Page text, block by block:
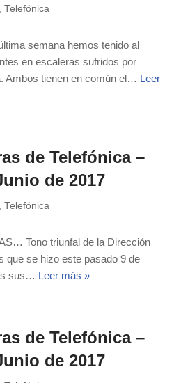
, Telefónica
semana hemos tenido al
en escaleras sufridos por
Ambos tienen en común el… Leer
de Telefónica –
de 2017
, Telefónica
Tono triunfal de la Dirección
que se hizo este pasado 9 de
sus… Leer más »
de Telefónica –
de 2017